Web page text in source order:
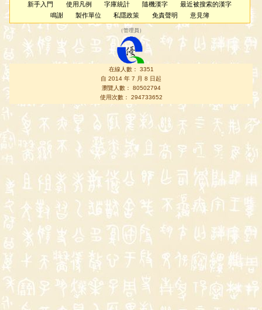
新手入門 使用凡例 字庫統計 隨機漢字
最近被搜索的漢字
鳴謝
製作單位 私隱政策 免責聲明 意見簿
（管理員 ）
在線人數： 3351
自 2014 年 7 月 8 日起
瀏覽人數： 80502794
使用次數： 294733652